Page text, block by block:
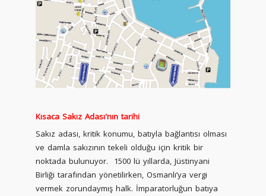
Kısaca Sakız Adası'nın tarihi
Sakız adası, kritik konumu, batıyla bağlantısı olması
ve damla sakızının tekeli olduğu için kritik bir
noktada bulunuyor. 1500 lü yıllarda, Jüstinyani
Birliği tarafından yönetilirken, Osmanlı’ya vergi
vermek zorundaymış halk. İmparatorluğun batıya